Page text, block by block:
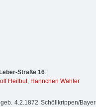
Straße 16:
Heilbut, Hannchen Wahler
4.2.1872 Schöllkrippen/